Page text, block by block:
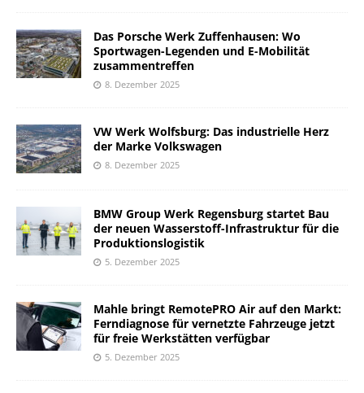
Das Porsche Werk Zuffenhausen: Wo
Sportwagen-Legenden und E-Mobilität
zusammentreffen
8. Dezember 2025
VW Werk Wolfsburg: Das industrielle Herz
der Marke Volkswagen
8. Dezember 2025
BMW Group Werk Regensburg startet Bau
der neuen Wasserstoff-Infrastruktur für die
Produktionslogistik
5. Dezember 2025
Mahle bringt RemotePRO Air auf den Markt:
Ferndiagnose für vernetzte Fahrzeuge jetzt
für freie Werkstätten verfügbar
5. Dezember 2025